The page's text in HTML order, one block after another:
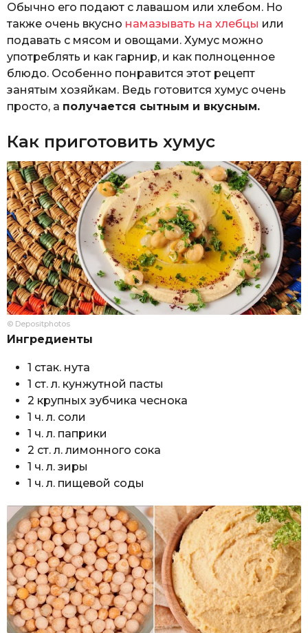
Обычно его подают с лавашом или хлебом. Но
также очень вкусно намазывать на хлебцы или
подавать с мясом и овощами. Хумус можно
употреблять и как гарнир, и как полноценное
блюдо. Особенно понравится этот рецепт
занятым хозяйкам. Ведь готовится хумус очень
просто, а получается сытным и вкусным.
Как приготовить хумус
© Depositphotos
Ингредиенты
1 стак. нута
1 ст. л. кунжутной пасты
2 крупных зубчика чеснока
1 ч. л. соли
1 ч. л. паприки
2 ст. л. лимонного сока
1 ч. л. зиры
1 ч. л. пищевой соды